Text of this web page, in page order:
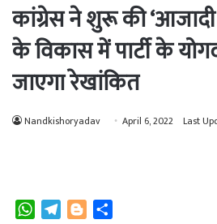
कांग्रेस ने शुरू की ‘आजादी
के विकास में पार्टी के
जाएगा रेखांकित
Nandkishoryadav April 6, 2022 Last
W